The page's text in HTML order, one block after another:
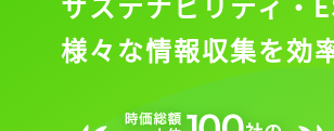
様々な情報収集を効